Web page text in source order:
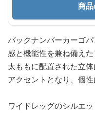
商
バックナンバーカーゴ
感と機能性を兼ね備えた
太ももに配置された立
アクセントとなり、個
ワイドレッグのシルエ